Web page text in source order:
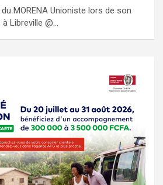
MORENA Unioniste lors de son
Libreville @…